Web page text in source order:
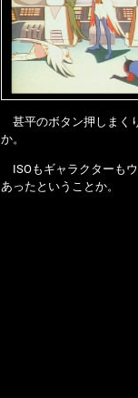
甚平のボタン押しまく
か。
ISOもギャラクターも
あったということか。